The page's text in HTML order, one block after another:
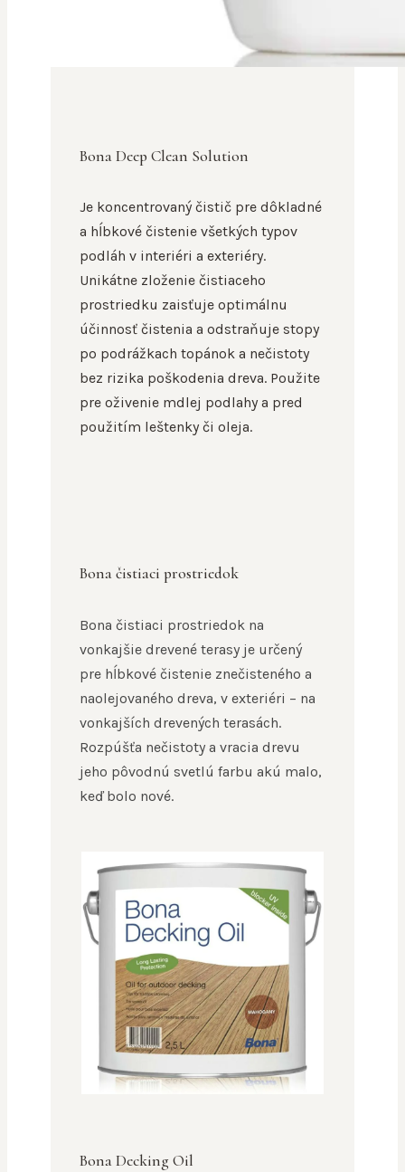
Bona Deep Clean Solution
Je koncentrovaný čistič pre dôkladné
a hĺbkové čistenie všetkých typov
podláh v interiéri a exteriéry.
Unikátne zloženie čistiaceho
prostriedku zaisťuje optimálnu
účinnosť čistenia a odstraňuje stopy
po podrážkach topánok a nečistoty
bez rizika poškodenia dreva. Použite
pre oživenie mdlej podlahy a pred
použitím leštenky či oleja.
Bona čistiaci prostriedok
Bona čistiaci prostriedok na
vonkajšie drevené terasy je určený
pre hĺbkové čistenie znečisteného a
naolejovaného dreva, v exteriéri – na
vonkajších drevených terasách.
Rozpúšťa nečistoty a vracia drevu
jeho pôvodnú svetlú farbu akú malo,
keď bolo nové.
Bona Decking Oil